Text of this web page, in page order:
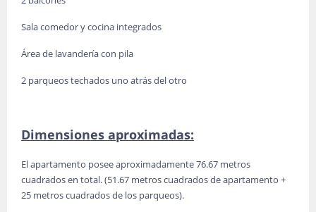
Sala comedor y cocina integrados
Área de lavandería con pila
2 parqueos techados uno atrás del otro
Dimensiones aproximadas:
El apartamento posee aproximadamente 76.67 metros
cuadrados en total. (51.67 metros cuadrados de apartamento +
25 metros cuadrados de los parqueos).